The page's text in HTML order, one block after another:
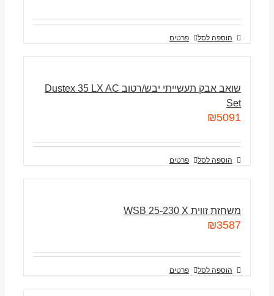
הוספה לסל פרטים
שואב אבק תעשייתי יבש/רטוב Dustex 35 LX AC
Set
₪5091
הוספה לסל פרטים
משחזת זווית WSB 25-230 X
₪3587
הוספה לסל פרטים